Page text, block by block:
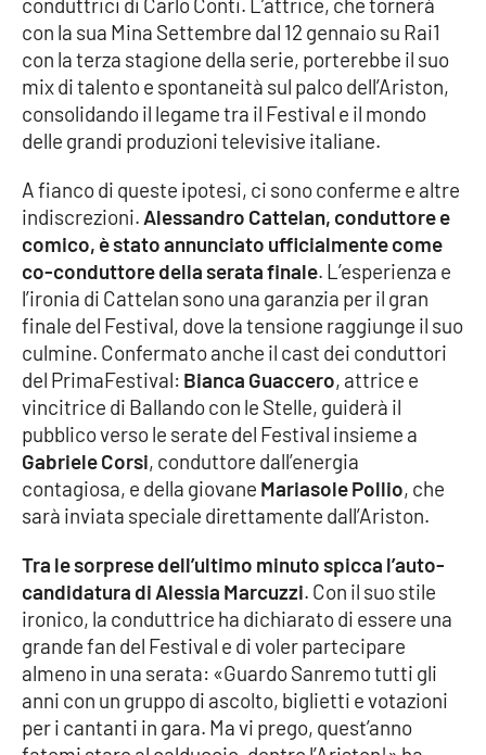
SPECIALI
Buona Sanità Calabria
LA
CALABRIAVISIONE
Destinazioni
Eventi
Food
Storie
LAC
NETWORK
Lacplay.it
Laconair.it
Lacitymag.it
Lacapitalenews.it
con la sua Mina Settembre dal 12 gennaio su Rai1
con la terza stagione della serie, porterebbe il suo
mix di talento e spontaneità sul palco dell’Ariston,
consolidando il legame tra il Festival e il mondo
delle grandi produzioni televisive italiane.
A fianco di queste ipotesi, ci sono conferme e altre
indiscrezioni. Alessandro Cattelan, conduttore e
comico, è stato annunciato ufficialmente come
co-conduttore della serata finale. L’esperienza e
l’ironia di Cattelan sono una garanzia per il gran
finale del Festival, dove la tensione raggiunge il suo
culmine. Confermato anche il cast dei conduttori
del PrimaFestival: Bianca Guaccero, attrice e
vincitrice di Ballando con le Stelle, guiderà il
pubblico verso le serate del Festival insieme a
Gabriele Corsi, conduttore dall’energia
contagiosa, e della giovane Mariasole Pollio, che
sarà inviata speciale direttamente dall’Ariston.
Tra le sorprese dell’ultimo minuto spicca l’auto-
candidatura di Alessia Marcuzzi. Con il suo stile
ironico, la conduttrice ha dichiarato di essere una
grande fan del Festival e di voler partecipare
almeno in una serata: «Guardo Sanremo tutti gli
anni con un gruppo di ascolto, biglietti e votazioni
per i cantanti in gara. Ma vi prego, quest’anno